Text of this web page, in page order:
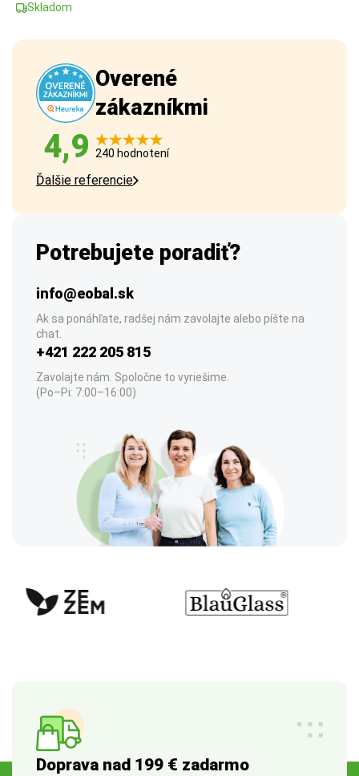
Skladom
Overené
zákazníkmi
4,9 240 hodnotení
Ďalšie referencie
Potrebujete poradiť?
info@eobal.sk
Ak sa ponáhľate, radšej nám zavolajte alebo píšte na
chat.
+421 222 205 815
Zavolajte nám. Spoločne to vyriešime.
(Po–Pi: 7:00–16:00)
Doprava nad 199 € zadarmo